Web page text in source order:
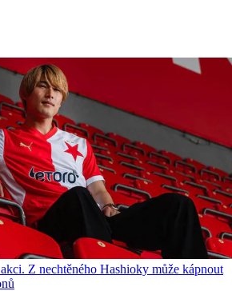
Z nechtěného Hashioky může kápnout